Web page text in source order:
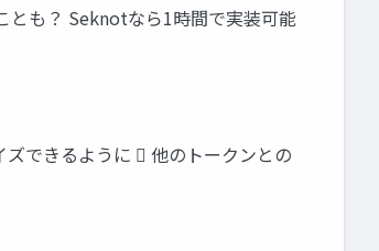
とも？ Seknotなら1時間で実装可能
できるように  他のトークンとの